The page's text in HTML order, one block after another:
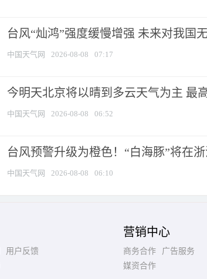
台风“灿鸿”强度缓慢增强 未来对我国
中国天气网 2026-08-08 07:17
今明天北京将以晴到多云天气为主 最
中国天气网 2026-08-08 06:52
台风预警升级为橙色！“白海豚”将在
中国天气网 2026-08-08 06:10
用户反馈
营销中心
商务合作
广告服务
媒资合作